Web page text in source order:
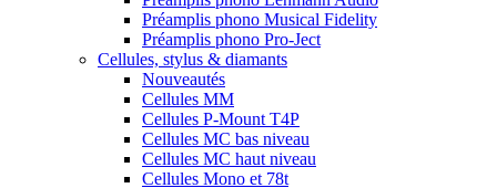
Préamplis phono Musical Fidelity
Préamplis phono Pro-Ject
Cellules, stylus & diamants
Nouveautés
Cellules MM
Cellules P-Mount T4P
Cellules MC bas niveau
Cellules MC haut niveau
Cellules Mono et 78t